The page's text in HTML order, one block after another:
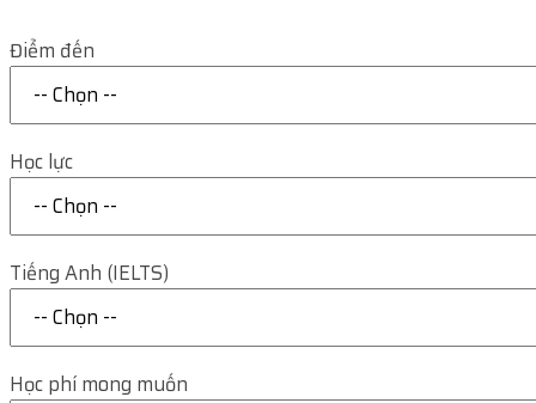
Điểm đến
Học lực
Tiếng Anh (IELTS)
Học phí mong muốn